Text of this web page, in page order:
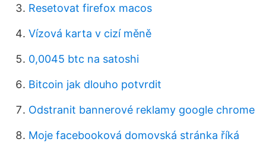
Resetovat firefox macos
Vízová karta v cizí měně
0,0045 btc na satoshi
Bitcoin jak dlouho potvrdit
Odstranit bannerové reklamy google chrome
Moje facebooková domovská stránka říká